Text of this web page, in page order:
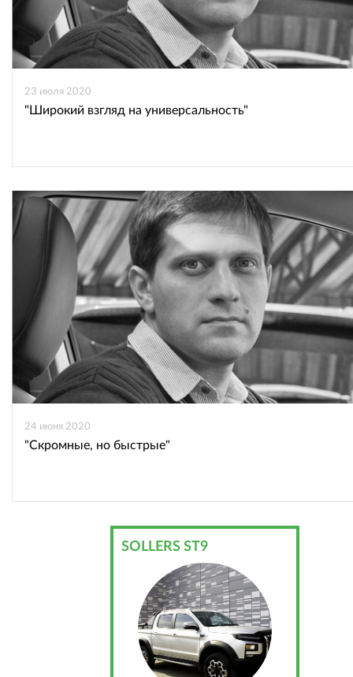
23 июля 2020
"Широкий взгляд на универсальность"
24 июня 2020
"Скромные, но быстрые"
SOLLERS ST9